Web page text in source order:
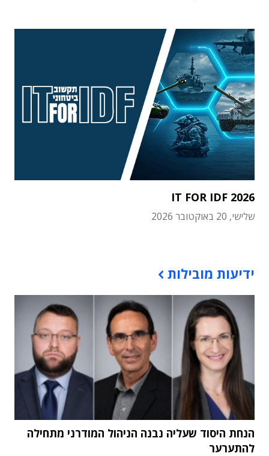
IT FOR IDF 2026
שלישי, 20 באוקטובר 2026
ידיעות מובילות
הנחת היסוד שעליה נבנה הניהול המודרני מתחילה
להתערער